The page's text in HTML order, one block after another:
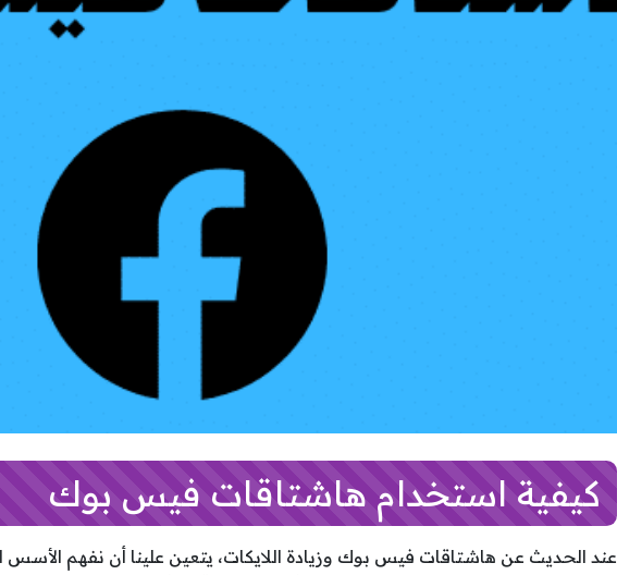
كيفية استخدام هاشتاقات فيس بوك
عند الحديث عن هاشتاقات فيس بوك وزيادة اللايكات، يتعين علينا أن نفهم